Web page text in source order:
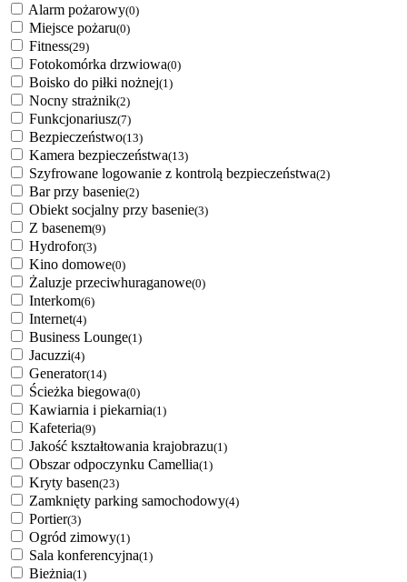
Alarm pożarowy(0)
Miejsce pożaru(0)
Fitness(29)
Fotokomórka drzwiowa(0)
Boisko do piłki nożnej(1)
Nocny strażnik(2)
Funkcjonariusz(7)
Bezpieczeństwo(13)
Kamera bezpieczeństwa(13)
Szyfrowane logowanie z kontrolą bezpieczeństwa(2)
Bar przy basenie(2)
Obiekt socjalny przy basenie(3)
Z basenem(9)
Hydrofor(3)
Kino domowe(0)
Żaluzje przeciwhuraganowe(0)
Interkom(6)
Internet(4)
Business Lounge(1)
Jacuzzi(4)
Generator(14)
Ścieżka biegowa(0)
Kawiarnia i piekarnia(1)
Kafeteria(9)
Jakość kształtowania krajobrazu(1)
Obszar odpoczynku Camellia(1)
Kryty basen(23)
Zamknięty parking samochodowy(4)
Portier(3)
Ogród zimowy(1)
Sala konferencyjna(1)
Bieżnia(1)